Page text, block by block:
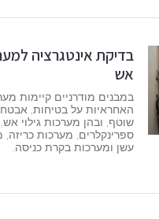
בדיקת אינטגרציה
אש
במבנים מודרניים קיימות
האחראיות על בטיחות,
שוטף, ובהן מערכות גילוי
ספרינקלרים, מערכות כריזה,
עשן ומערכות בקרת כניסה.